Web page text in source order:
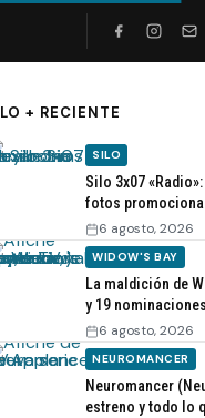
LO + RECIENTE
SILO
Silo 3x07
fotos
6 agosto, 2026
WIDOW'S BAY
La maldición de
y 19
6 agosto, 2026
NEUROMANCER
Neuromancer
estreno y todo lo